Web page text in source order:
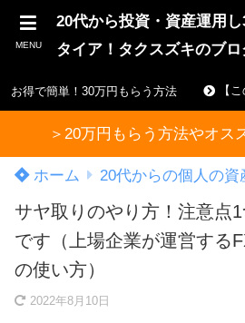
MENU
20代から投資・資産運用
タイア！タクスズキのブロ
お得で簡単！30万円もらう方法 【
＞20万円もらう方法やオス
ホーム 20代からの個人の資
サヤ取りのやり方！注意点
です（上場企業が運営する
の使い方）
2022年8月10日